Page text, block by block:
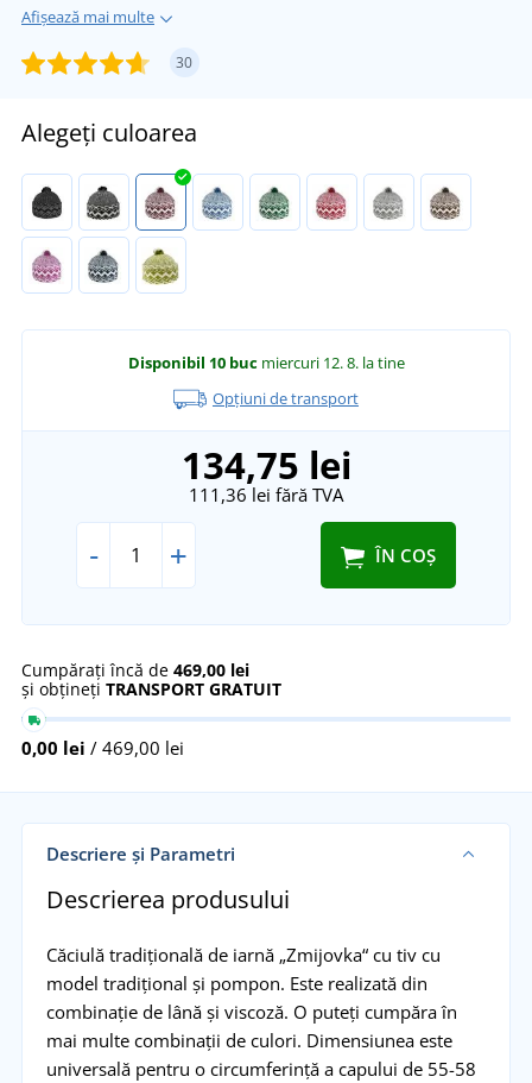
Afișează mai multe
30
Alegeți culoarea
Disponibil 10 buc miercuri 12. 8. la tine
Opțiuni de transport
134,75 lei
111,36 lei fără TVA
- + ÎN COȘ
Cumpărați încă de 469,00 lei
și obțineți TRANSPORT GRATUIT
0,00 lei / 469,00 lei
Descriere și Parametri
Descrierea produsului
Căciulă tradițională de iarnă „Zmijovka“ cu tiv cu
model tradițional și pompon. Este realizată din
combinație de lână și viscoză. O puteți cumpăra în
mai multe combinații de culori. Dimensiunea este
universală pentru o circumferință a capului de 55-58